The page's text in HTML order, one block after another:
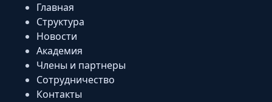
Главная
Структура
Новости
Академия
Члены и партнеры
Сотрудничество
Контакты